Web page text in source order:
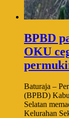
BPBD
OKU
Baturaja –
(BPBD)
Selatan
Kelurahan